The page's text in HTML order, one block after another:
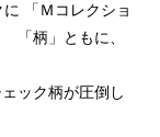
「Ｍコレクショ
「柄」ともに、
ック柄が圧倒し